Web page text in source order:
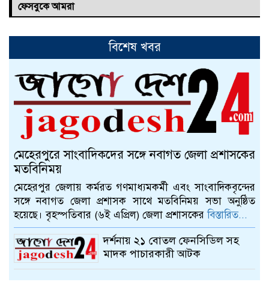
দর্শনায় ২১ বোতল ফেনসিডিল সহ
আলমডাঙ্গায় স্ত্রীর দাবিতে গৃহবধূ
ইউপি সদস্যরের বাড়িতে
আলমডাঙ্গায় বাংলা নববর্ষ ১৪৩০
উদযাপন উপলক্ষে প্রস্তুতি সভা
চুয়াডাঙ্গায় বাঁধনের বার্ষিক ইফতার ও
চুয়াডাঙ্গায় জাতীয় ও আন্তর্জাতিক
ক্রীড়া দিবসে র‍্যালি ও আলোচনা সভা
ফেসবুকে আমরা
বিশেষ খবর
মেহেরপুরে সাংবাদিকদের সঙ্গে নবাগত জেলা প্রশাসকের
মতবিনিময়
মেহেরপুর জেলায় কর্মরত গণমাধ্যমকর্মী এবং সাংবাদিকবৃন্দের
সঙ্গে নবাগত জেলা প্রশাসক সাথে মতবিনিময় সভা অনুষ্ঠিত
হয়েছে। বৃহস্পতিবার (৬ই এপ্রিল) জেলা প্রশাসকেরবিস্তারিত...
দর্শনায় ২১ বোতল ফেনসিডিল সহ
মাদক পাচারকারী আটক